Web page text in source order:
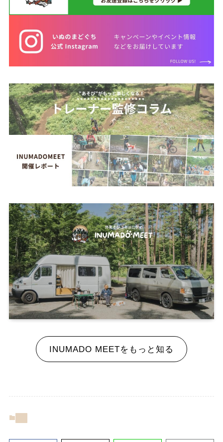
INUMADO MEETをもっと知る